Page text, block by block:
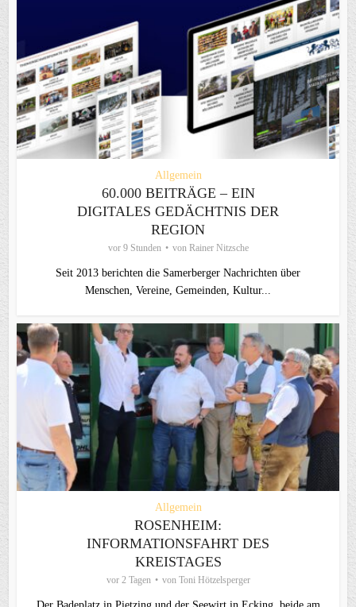
Allgemein
60.000 BEITRÄGE – EIN
DIGITALES GEDÄCHTNIS DER
REGION
vor 9 Stunden von Rainer Nitzsche
Seit 2013 berichten die Samerberger Nachrichten über
Menschen, Vereine, Gemeinden, Kultur...
Allgemein
ROSENHEIM:
INFORMATIONSFAHRT DES
KREISTAGES
vor 2 Tagen von Toni Hötzelsperger